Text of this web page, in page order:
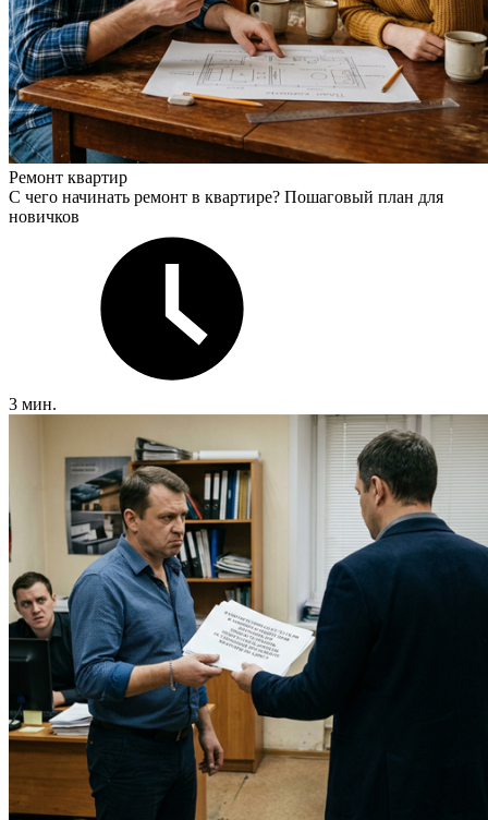
Ремонт квартир
С чего начинать ремонт в квартире? Пошаговый план для
новичков
3 мин.